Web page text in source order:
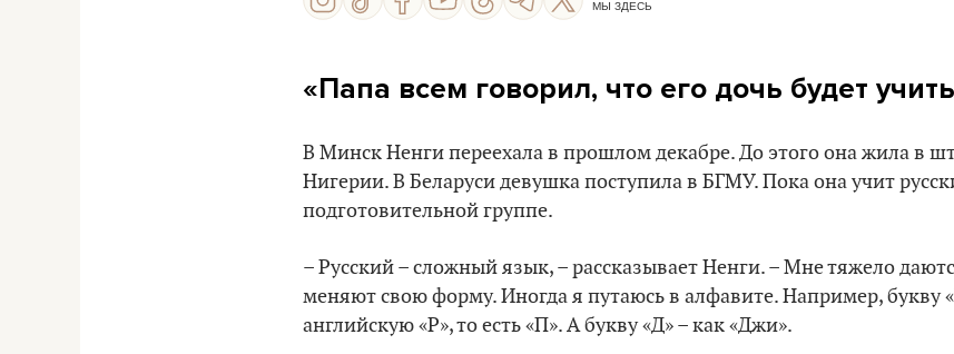
МЫ ЗДЕСЬ
«Папа всем говорил, что его дочь будет
В Минск Ненги переехала в прошлом декабре. До этого она жила в
Нигерии. В Беларуси девушка поступила в БГМУ. Пока она учит
подготовительной группе.
– Русский – сложный язык, – рассказывает Ненги. – Мне тяжело
меняют свою форму. Иногда я путаюсь в алфавите. Например, букву
английскую «Р», то есть «П». А букву «Д» – как «Джи».